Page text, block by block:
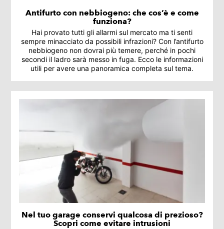
Antifurto con nebbiogeno: che cos’è e come
funziona?
Hai provato tutti gli allarmi sul mercato ma ti senti
sempre minacciato da possibili infrazioni? Con l’antifurto
nebbiogeno non dovrai più temere, perché in pochi
secondi il ladro sarà messo in fuga. Ecco le informazioni
utili per avere una panoramica completa sul tema.
Nel tuo garage conservi qualcosa di prezioso?
Scopri come evitare intrusioni